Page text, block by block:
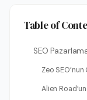
Table of
SEO
Zeo
Alien